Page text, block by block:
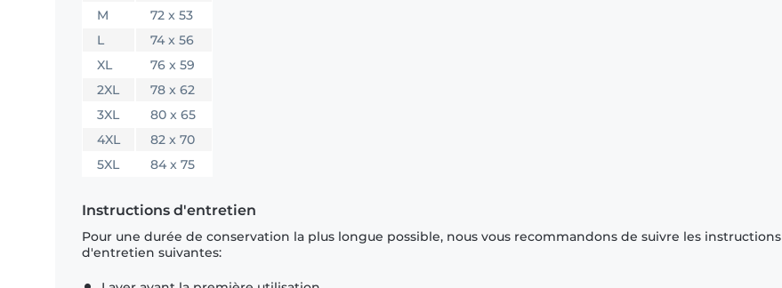
M
72 x 53
L
74 x 56
XL
76 x 59
2XL
78 x 62
3XL
80 x 65
4XL
82 x 70
5XL
84 x 75
Instructions d'entretien
Pour une durée de conservation la plus longue possible, nous vous recommandons de suivre les instructions
d'entretien suivantes: